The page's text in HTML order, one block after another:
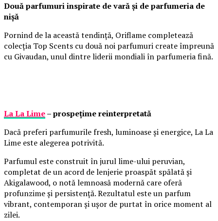
Două parfumuri inspirate de vară și de parfumeria de
nișă
Pornind de la această tendință, Oriflame completează
colecția Top Scents cu două noi parfumuri create împreună
cu Givaudan, unul dintre liderii mondiali în parfumeria fină.
La La Lime– prospețime reinterpretată
Dacă preferi parfumurile fresh, luminoase și energice, La La
Lime este alegerea potrivită.
Parfumul este construit în jurul lime-ului peruvian,
completat de un acord de lenjerie proaspăt spălată și
Akigalawood, o notă lemnoasă modernă care oferă
profunzime și persistență. Rezultatul este un parfum
vibrant, contemporan și ușor de purtat în orice moment al
zilei.